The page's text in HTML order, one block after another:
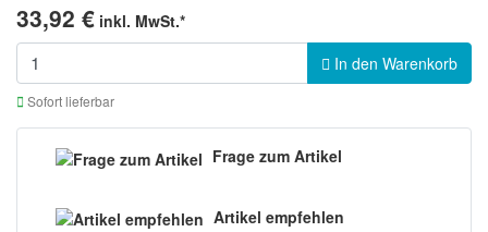
33,92 € inkl. MwSt.*
In den Warenkorb
Sofort lieferbar
Frage zum Artikel
Artikel empfehlen